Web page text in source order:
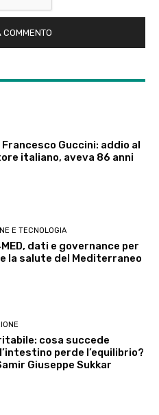
Guccini: addio al
italiano, aveva 86 anni
E TECNOLOGIA
dati e governance per
la salute del Mediterraneo
cosa succede
perde l’equilibrio?
Giuseppe Sukkar